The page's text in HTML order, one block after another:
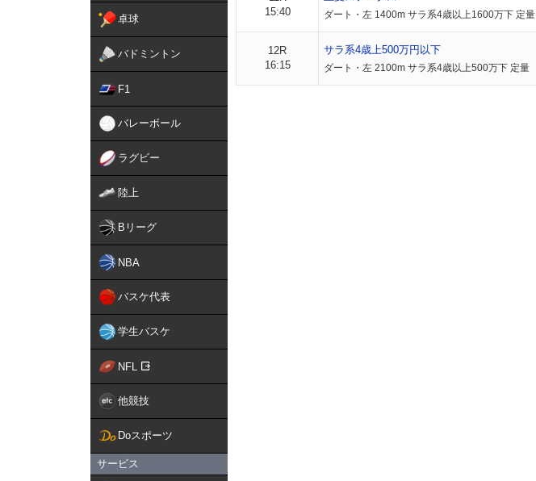
卓球
バドミントン
F1
バレーボール
ラグビー
陸上
Bリーグ
NBA
バスケ代表
学生バスケ
NFL
他競技
Doスポーツ
サービス
15:40
ダート・左 1400m サラ系4歳以上1600万下 定量
12R
16:15
サラ系4歳上500万円以下
ダート・左 2100m サラ系4歳以上500万下 定量